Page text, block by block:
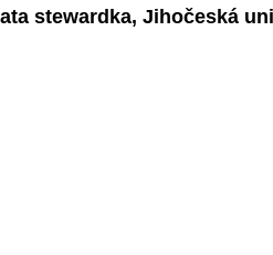
stewardka, Jihočeská